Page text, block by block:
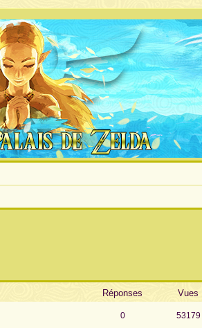
Réponses Vues
0 53179